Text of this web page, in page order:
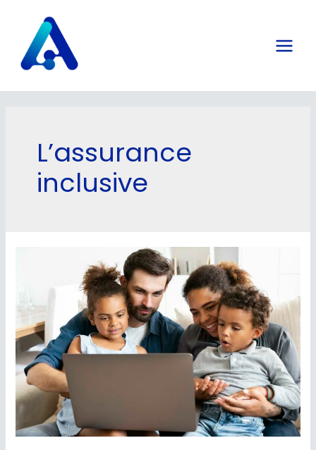
L’assurance
inclusive